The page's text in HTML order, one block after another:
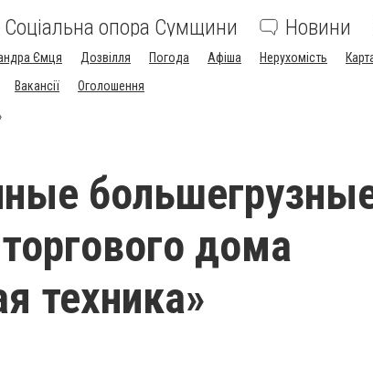
Соціальна опора Сумщини Новини
Ємця Дозвілля Погода Афіша Нерухомість
Вакансії Оголошення
дома
техника»